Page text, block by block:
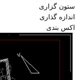
ستون گزاری
اندازه گذاری
اکس بندی